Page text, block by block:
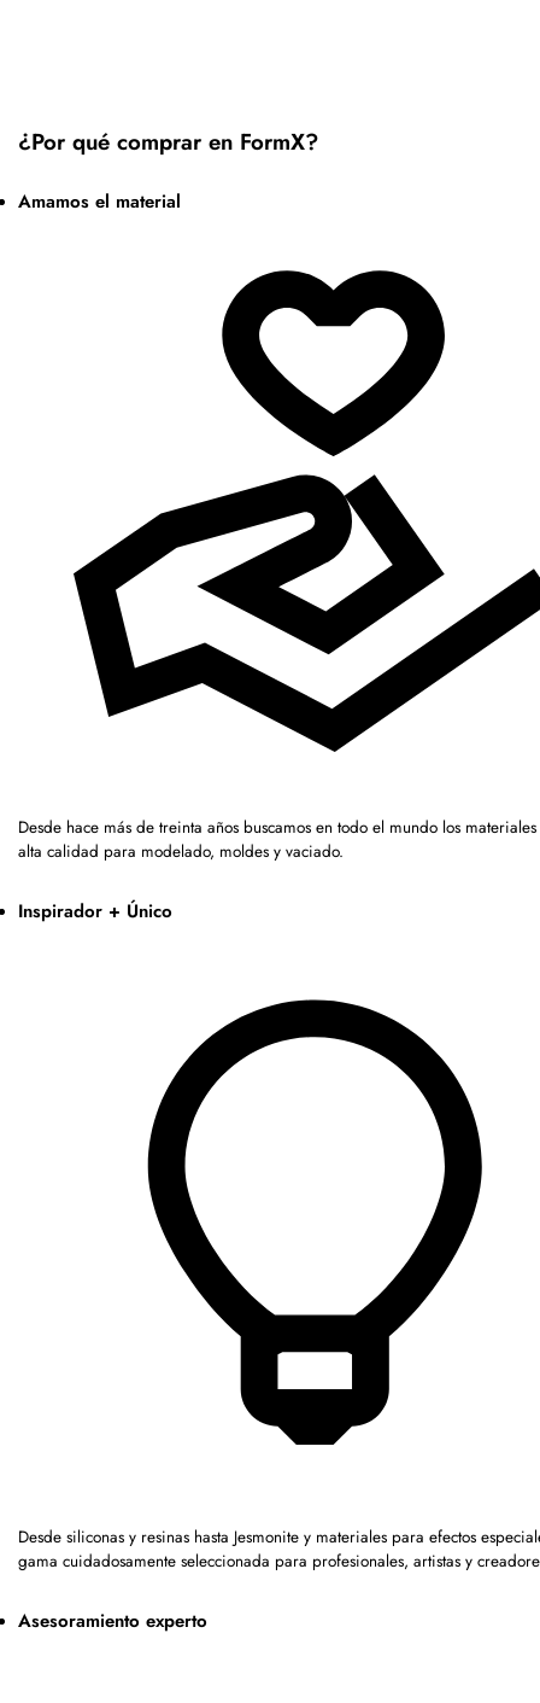
¿Por qué comprar en FormX?
Amamos el material
Desde hace más de treinta años buscamos en todo el mundo los
alta calidad para modelado, moldes y vaciado.
Inspirador + Único
Desde siliconas y resinas hasta Jesmonite y materiales para efectos
gama cuidadosamente seleccionada para profesionales, artistas y
Asesoramiento experto